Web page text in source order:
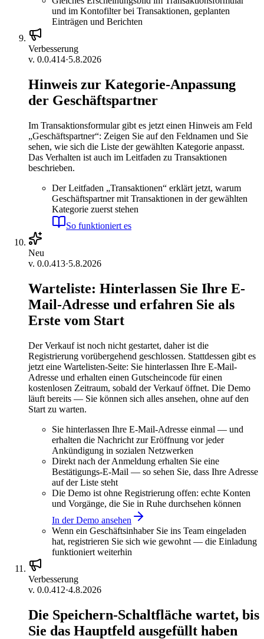
und im Kontofilter bei Transaktionen, geplanten
Einträgen und Berichten
Verbesserung
v. 0.0.414·5.8.2026
Hinweis zur Kategorie-Anpassung
der Geschäftspartner
Im Transaktionsformular gibt es jetzt einen Hinweis am Feld
„Geschäftspartner“: Zeigen Sie auf den Feldnamen und Sie
sehen, wie sich die Liste der gewählten Kategorie anpasst.
Das Verhalten ist auch im Leitfaden zu Transaktionen
beschrieben.
Der Leitfaden „Transaktionen“ erklärt jetzt, warum
Geschäftspartner mit Transaktionen in der gewählten
Kategorie zuerst stehen
So funktioniert es
Neu
v. 0.0.413·5.8.2026
Warteliste: Hinterlassen Sie Ihre E-
Mail-Adresse und erfahren Sie als
Erste vom Start
Der Verkauf ist noch nicht gestartet, daher ist die
Registrierung vorübergehend geschlossen. Stattdessen gibt es
jetzt eine Wartelisten-Seite: Sie hinterlassen Ihre E-Mail-
Adresse und erhalten einen Gutscheincode für einen
kostenlosen Zeitraum, sobald der Verkauf öffnet. Die Demo
läuft bereits — Sie können sich alles ansehen, ohne auf den
Start zu warten.
Sie hinterlassen Ihre E-Mail-Adresse einmal — und
erhalten die Nachricht zur Eröffnung vor jeder
Ankündigung in sozialen Netzwerken
Direkt nach der Anmeldung erhalten Sie eine
Bestätigungs-E-Mail — so sehen Sie, dass Ihre Adresse
auf der Liste steht
Die Demo ist ohne Registrierung offen: echte Konten
und Vorgänge, die Sie in Ruhe durchsehen können
In der Demo ansehen
Wenn ein Geschäftsinhaber Sie ins Team eingeladen
hat, registrieren Sie sich wie gewohnt — die Einladung
funktioniert weiterhin
Verbesserung
v. 0.0.412·4.8.2026
Die Speichern-Schaltfläche wartet, bis
Sie das Hauptfeld ausgefüllt haben